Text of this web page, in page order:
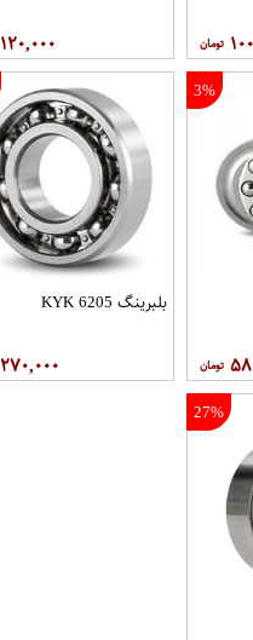
۱۲۰,۰۰۰
3%
بلبرینگ 6205 KYK
۲۷۰,۰۰۰
27%